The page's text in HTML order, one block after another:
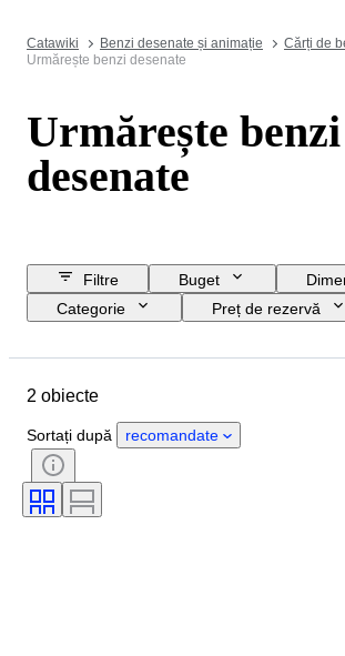
Catawiki Benzi desenate și animație
Cărți de
Urmărește benzi desenate
Urmărește benzi
desenate
Filtre Buget
Categorie
Preț de rezervă
Sexul
Mișcarea ceasului
Material curea ceas
2 obiecte
Sortați după recomandate